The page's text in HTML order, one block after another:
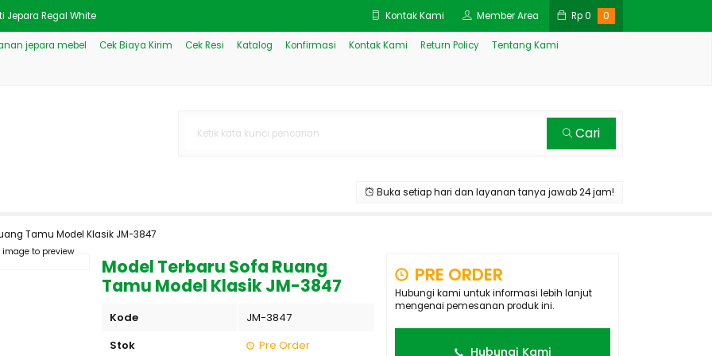
Jepara Regal White
Mewah Minimalis JM-
Klasik Mewah Modern JM-222
Mewah Minimalis JM-1
Eropa JM-1848
Kontak Kami Member Area Rp0 0
jepara mebel Cek Biaya Kirim Cek Resi Katalog Konfirmasi Kontak Kami Return Policy Tentang Kami
Cari
Buka setiap hari dan layanan tanya jawab 24 jam!
Tamu Model Klasik JM-3847
image to preview
Model Terbaru Sofa Ruang
Tamu Model Klasik JM-3847
Kode
JM-3847
Stok
Pre Order
PRE ORDER
Hubungi kami untuk informasi lebih lanjut
mengenai pemesanan produk ini.
Hubungi Kami